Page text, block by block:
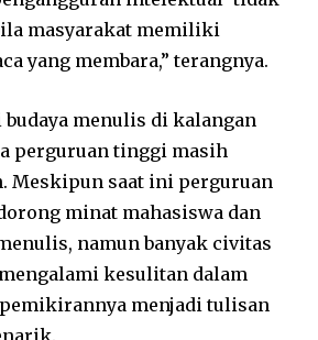
masyarakat memiliki
yang membara,” terangnya.
menulis di kalangan
perguruan tinggi masih
Meskipun saat ini perguruan
minat mahasiswa dan
namun banyak civitas
kesulitan dalam
menjadi tulisan